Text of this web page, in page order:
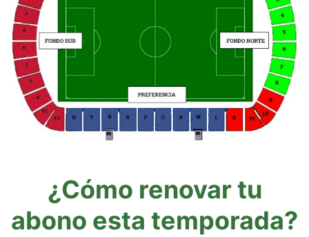
¿Cómo renovar tu
abono esta temporada?